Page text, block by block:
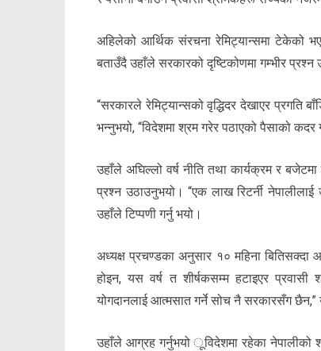
अहिलेको आर्थिक संरचना रेमिट्यान्समा टेकेको
बताउँदै उहाँले सरकारको दृष्टिकोणमा गम्भीर प्रश्न
“सरकारले रेमिट्यान्सको वृद्धिदर देखाएर प्रगति
भन्नुभयो, “विदेशमा श्रम गरेर पठाएको पैसाको कदर
उहाँले अघिल्लो वर्ष नीति तथा कार्यक्रम र
प्रश्न उठाउनुभयो। “एक लाख रिटर्नी नेपालीलाई
उहाँले टिप्पणी गर्नु भयो।
अध्यक्ष प्रचण्डका अनुसार १० महिना बितिसक्दा
होइन, यस वर्ष त शीर्षकसम्म हटाइएर प्रवासी
योगदानलाई आत्मसात गर्ने सोच नै सरकारसँग छैन,”
उहाँले आग्रह गर्नुभयो ूविदेशमा रहेका नेपालीको